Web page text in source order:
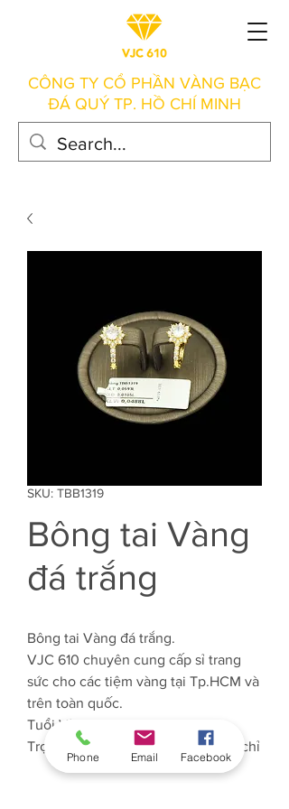
CÔNG TY CỔ PHẦN VÀNG BẠC
ĐÁ QUÝ TP. HỒ CHÍ MINH
SKU: TBB1319
Bông tai Vàng
đá trắng
Bông tai Vàng đá trắng.
VJC 610 chuyên cung cấp sỉ trang
sức cho các tiệm vàng tại Tp.HCM và
trên toàn quốc.
Tuổi Vàng: 61%
Trọng lượng Vàng: Khoảng 0.488 chỉ
Phone Email Facebook